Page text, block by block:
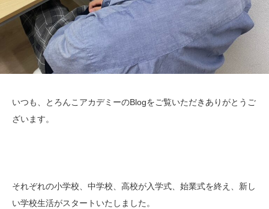
いつも、とろんこアカデミーのBlogをご覧いただきありがとうご
ざいます。
それぞれの小学校、中学校、高校が入学式、始業式を終え、新し
い学校生活がスタートいたしました。